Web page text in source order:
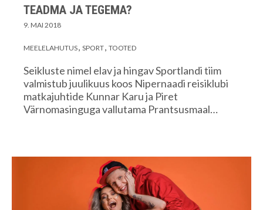
TEADMA JA TEGEMA?
9. MAI 2018
MEELELAHUTUS SPORT TOOTED
Seikluste nimel elav ja hingav Sportlandi tiim
valmistub juulikuus koos Nipernaadi reisiklubi
matkajuhtide Kunnar Karu ja Piret
Värnomasinguga vallutama Prantsusmaal…